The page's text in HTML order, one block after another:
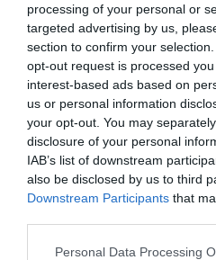
processing of your personal or
targeted advertising by us,
section to confirm your
opt-out request is processed
interest-based ads based on
us or personal information
your opt-out. You may
disclosure of your personal
IAB’s list of downstream
also be disclosed by us to third
Downstream Participants that
Personal Data Processing
Locanda
680 m
Très
Best
290 m